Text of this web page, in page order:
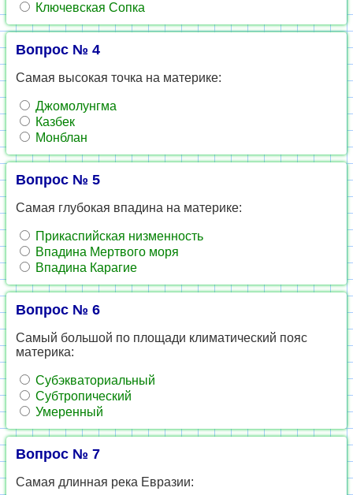
Ключевская Сопка
Вопрос № 4
Самая высокая точка на материке:
Джомолунгма
Казбек
Монблан
Вопрос № 5
Самая глубокая впадина на материке:
Прикаспийская низменность
Впадина Мертвого моря
Впадина Карагие
Вопрос № 6
Самый большой по площади климатический пояс
материка:
Субэкваториальный
Субтропический
Умеренный
Вопрос № 7
Самая длинная река Евразии: